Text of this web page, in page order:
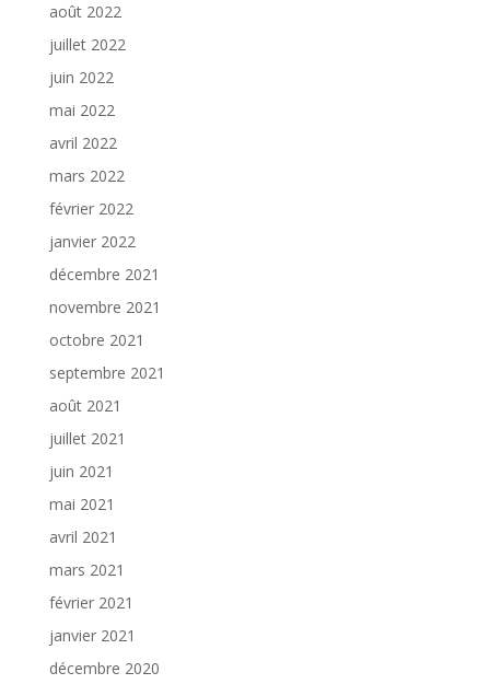
août 2022
juillet 2022
juin 2022
mai 2022
avril 2022
mars 2022
février 2022
janvier 2022
décembre 2021
novembre 2021
octobre 2021
septembre 2021
août 2021
juillet 2021
juin 2021
mai 2021
avril 2021
mars 2021
février 2021
janvier 2021
décembre 2020